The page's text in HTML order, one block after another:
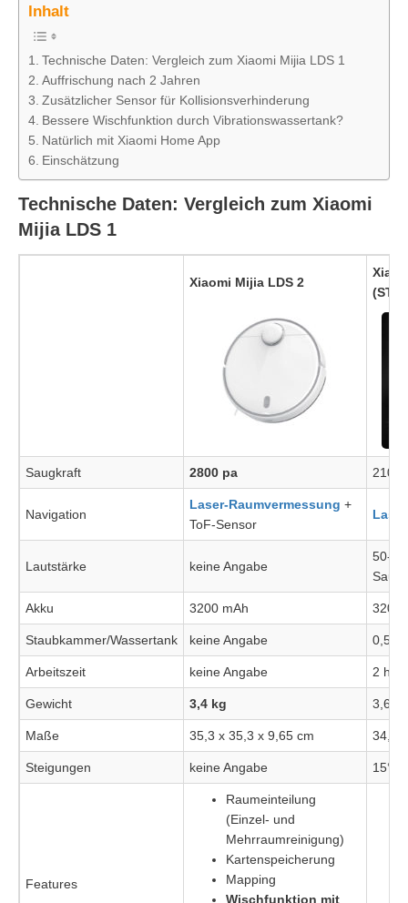
Inhalt
Technische Daten: Vergleich zum Xiaomi Mijia LDS 1
Auffrischung nach 2 Jahren
Zusätzlicher Sensor für Kollisionsverhinderung
Bessere Wischfunktion durch Vibrationswassertank?
Natürlich mit Xiaomi Home App
Einschätzung
Technische Daten: Vergleich zum Xiaomi
Mijia LDS 1
Xiaomi Mijia LDS 2
Saugkraft 2800 pa 2100
Navigation
Laser-Raumvermessung +
ToF-Sensor
Lautstärke keine Angabe
50-
Akku 3200 mAh 3200
Staubkammer/Wassertank keine Angabe 0,55
Arbeitszeit keine Angabe 2 h
Gewicht 3,4 kg 3,6 kg
Maße 35,3 x 35,3 x 9,65 cm 34,5
Steigungen keine Angabe 15°,
Features
Raumeinteilung
(Einzel- und
Mehrraumreinigung)
Kartenspeicherung
Mapping
Wischfunktion mit